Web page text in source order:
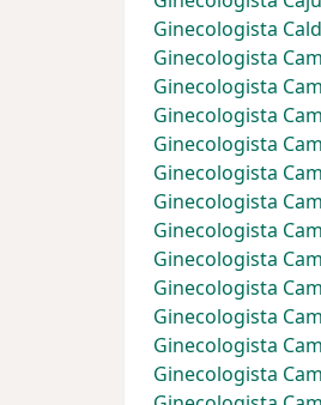
Ginecologista
Ginecologista
Ginecologista
Ginecologista
Ginecologista
Ginecologista
Ginecologista
Ginecologista
Ginecologista
Ginecologista
Ginecologista
Ginecologista
Ginecologista